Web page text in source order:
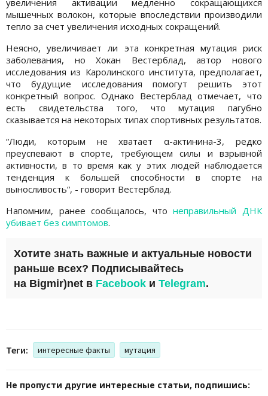
мышечных волокон, которые впоследствии производили
тепло за счет увеличения исходных сокращений.
Неясно, увеличивает ли эта конкретная мутация риск
заболевания, но Хокан Вестерблад, автор нового
исследования из Каролинского института, предполагает,
что будущие исследования помогут решить этот
конкретный вопрос. Однако Вестерблад отмечает, что
есть свидетельства того, что мутация пагубно
сказывается на некоторых типах спортивных результатов.
“Люди, которым не хватает α-актинина-3, редко
преуспевают в спорте, требующем силы и взрывной
активности, в то время как у этих людей наблюдается
тенденция к большей способности в спорте на
выносливость“, - говорит Вестерблад.
Напомним, ранее сообщалось, чтонеправильный ДНК
убивает без симптомов.
Хотите знать важные и актуальные новости
раньше всех? Подписывайтесь
на Bigmir)net в Facebook и Telegram.
Теги: интересные факты мутация
Не пропусти другие интересные статьи, подпишись: